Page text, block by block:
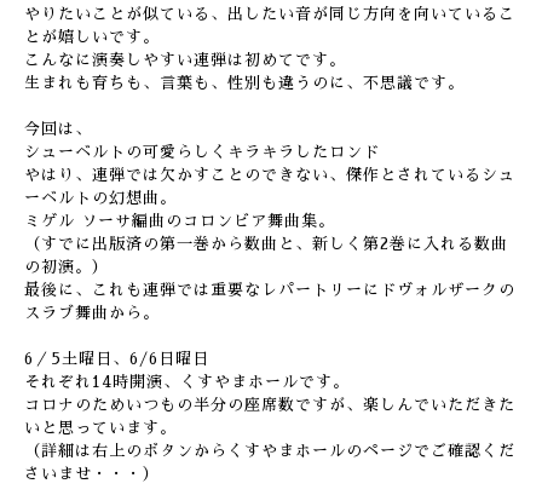
やりたいことが似ている、出したい音が同じ方向を向いているこ
とが嬉しいです。
こんなに演奏しやすい連弾は初めてです。
生まれも育ちも、言葉も、性別も違うのに、不思議です。
今回は、
シューベルトの可愛らしくキラキラしたロンド
やはり、連弾では欠かすことのできない、傑作とされているシュ
ーベルトの幻想曲。
ミゲル ソーサ編曲のコロンビア舞曲集。
（すでに出版済の第一巻から数曲と、新しく第2巻に入れる数曲
の初演。）
最後に、これも連弾では重要なレパートリーにドヴォルザークの
スラブ舞曲から。
6／5土曜日、6/6日曜日
それぞれ14時開演、くすやまホールです。
コロナのためいつもの半分の座席数ですが、楽しんでいただきた
いと思っています。
（詳細は右上のボタンからくすやまホールのページでご確認くだ
さいませ・・・）